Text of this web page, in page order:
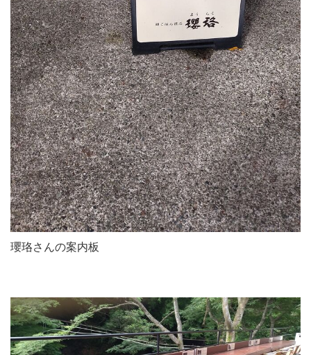
瓔珞さんの案内板